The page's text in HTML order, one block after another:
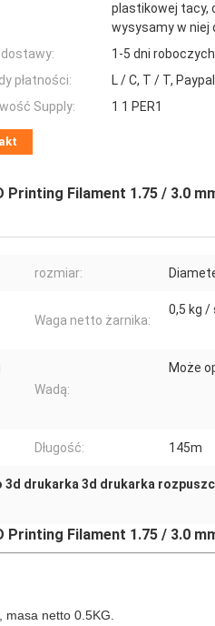
plastikowej tacy,
wysysamy w
1-5 dni roboczych
płatności:
L / C, T / T, Paypal
Supply:
1 1 PER1
Printing Filament 1.75 / 3.0
rozmiar:
Waga netto żarnika:
0,5 kg /
Wadą:
Może
Długość: 145m
3d drukarka 3d drukarka
Printing Filament 1.75 / 3.0
masa netto 0.5KG.